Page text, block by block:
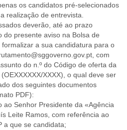
os candidatos pré-selecionados
realização de entrevista.
deverão, até ao prazo
do presente aviso na Bolsa de
formalizar a sua candidatura para o
com
do n.º do Código de oferta da
XXXX), o qual deve ser
dos seguintes documentos
PDF):
ao Senhor Presidente da «Agência
Leite Ramos, com referência ao
a que se candidata;